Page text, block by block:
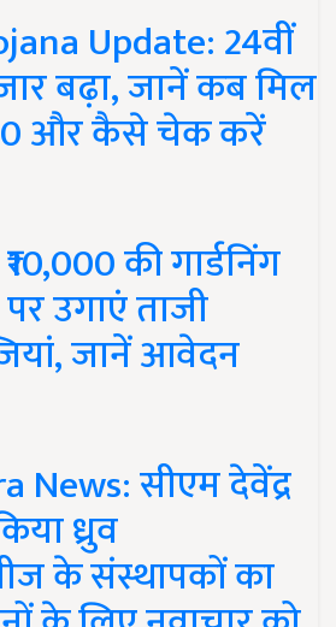
Update: 24वीं
बढ़ा, जानें कब मिल
और कैसे चेक करें
की गार्डनिंग
उगाएं ताजी
जानें आवेदन
News: सीएम देवेंद्र
ध्रुव
के संस्थापकों का